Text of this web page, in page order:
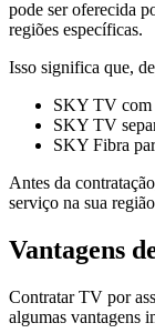
pode ser oferecida
regiões específicas.
Isso significa que,
SKY TV com
SKY TV
SKY Fibra
Antes da
serviço na sua
Vantagens
Contratar TV por
algumas vantagens